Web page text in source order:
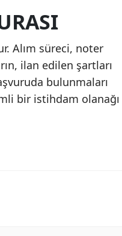
Alım süreci, noter
ilan edilen şartları
bulunmaları
bir istihdam olanağı